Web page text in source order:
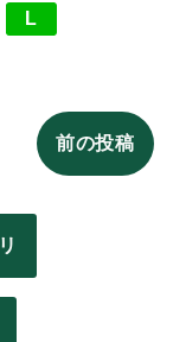
L
前の投稿